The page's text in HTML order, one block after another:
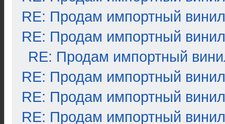
RE: Продам импортный винил
RE: Продам импортный винил
RE: Продам импортный
RE: Продам импортный винил
RE: Продам импортный винил
RE: Продам импортный винил